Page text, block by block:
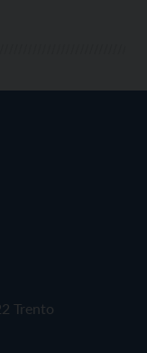
Trento